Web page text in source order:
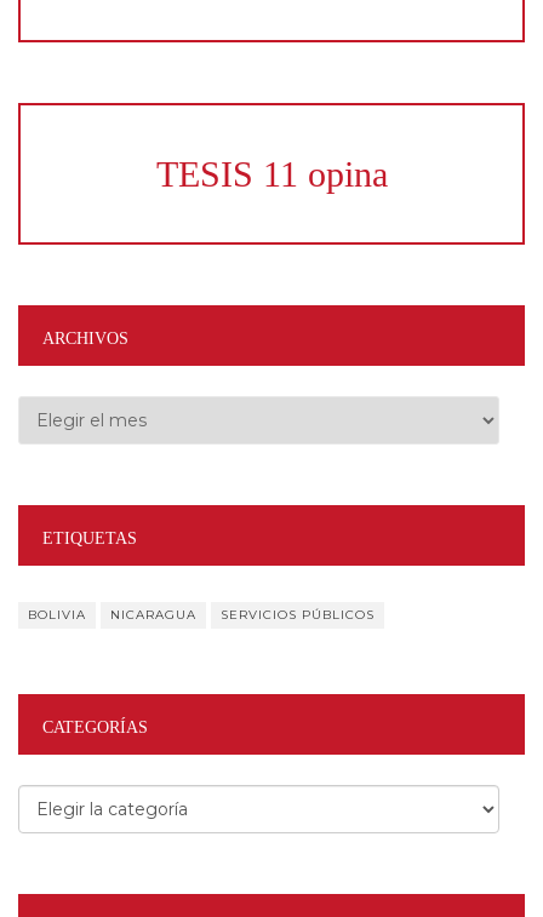
TESIS 11 opina
ARCHIVOS
Archivos
ETIQUETAS
BOLIVIA NICARAGUA SERVICIOS PÚBLICOS
CATEGORÍAS
Categorías